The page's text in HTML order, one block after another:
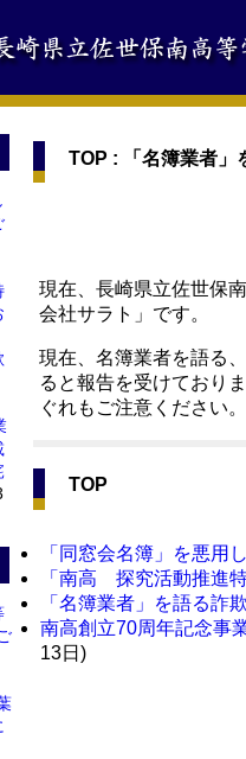
TOP : 「名簿業者」
現在、長崎県立佐世保
会社サラト」です。
現在、名簿業者を語る
ると報告を受けており
ぐれもご注意ください。
TOP
「同窓会名簿」を悪用
「南高 探究活動推進
「名簿業者」を語る詐
南高創立70周年記念事
13日)